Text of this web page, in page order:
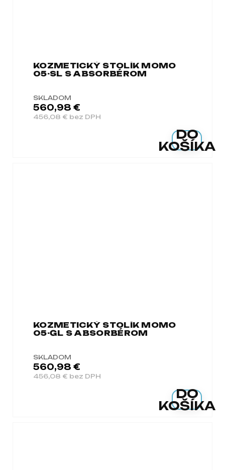
KOZMETICKÝ STOLÍK MOMO
05-SL S ABSORBÉROM
SKLADOM
456,08 € bez DPH
560,98 €
DO
KOŠÍKA
KOZMETICKÝ STOLÍK MOMO
05-GL S ABSORBÉROM
SKLADOM
456,08 € bez DPH
560,98 €
DO
KOŠÍKA